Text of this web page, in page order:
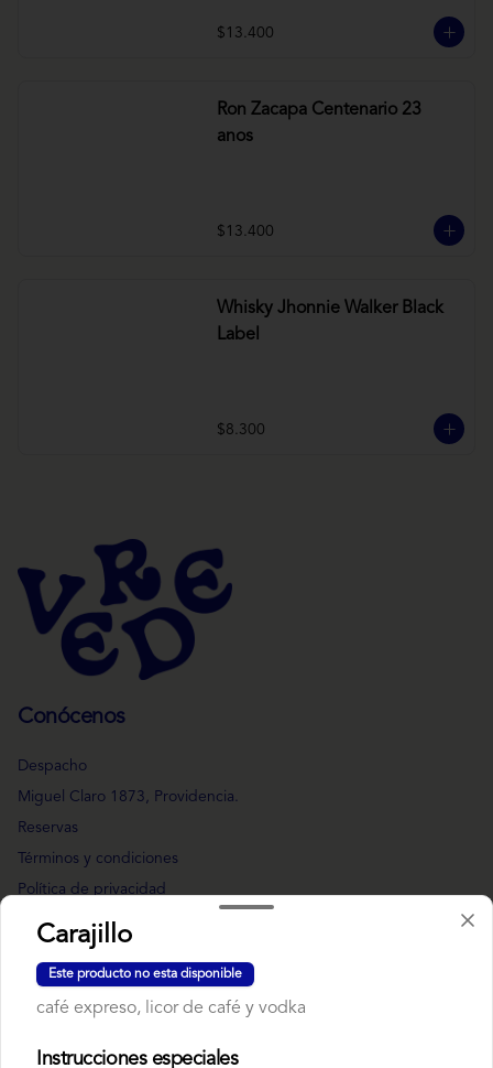
$13.400
Ron Zacapa Centenario 23
anos
$13.400
Whisky Jhonnie Walker Black
Label
$8.300
Conócenos
Despacho
Miguel Claro 1873, Providencia.
Reservas
Términos y condiciones
Política de privacidad
Redes sociales
Instagram
Facebook
Carajillo
Este producto no esta disponible
café expreso, licor de café y vodka
Instrucciones especiales